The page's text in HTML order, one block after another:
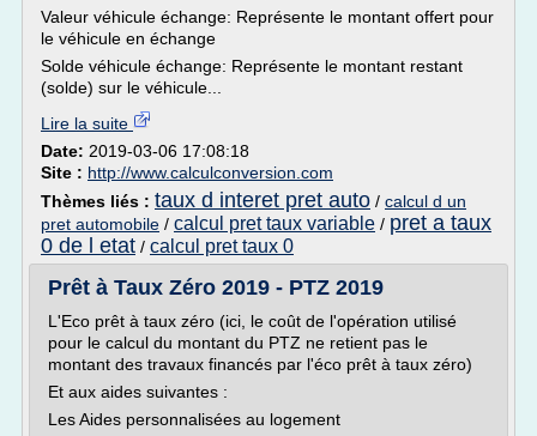
Valeur véhicule échange: Représente le montant offert pour
le véhicule en échange
Solde véhicule échange: Représente le montant restant
(solde) sur le véhicule...
Lire la suite
Date: 2019-03-06 17:08:18
Site : http://www.calculconversion.com
Thèmes liés : taux d interet pret auto / calcul d un
pret automobile / calcul pret taux variable / pret a taux
0 de l etat / calcul pret taux 0
Prêt à Taux Zéro 2019 - PTZ 2019
L'Eco prêt à taux zéro (ici, le coût de l'opération utilisé
pour le calcul du montant du PTZ ne retient pas le
montant des travaux financés par l'éco prêt à taux zéro)
Et aux aides suivantes :
Les Aides personnalisées au logement